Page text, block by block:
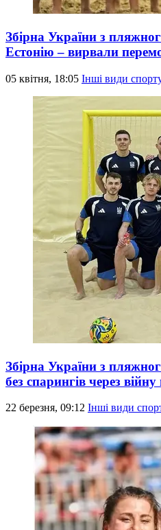
Збірна України з
Естонію – вирвали
05 квітня, 18:05 Інші види
Збірна України з
без спарингів через
22 березня, 09:12 Інші види